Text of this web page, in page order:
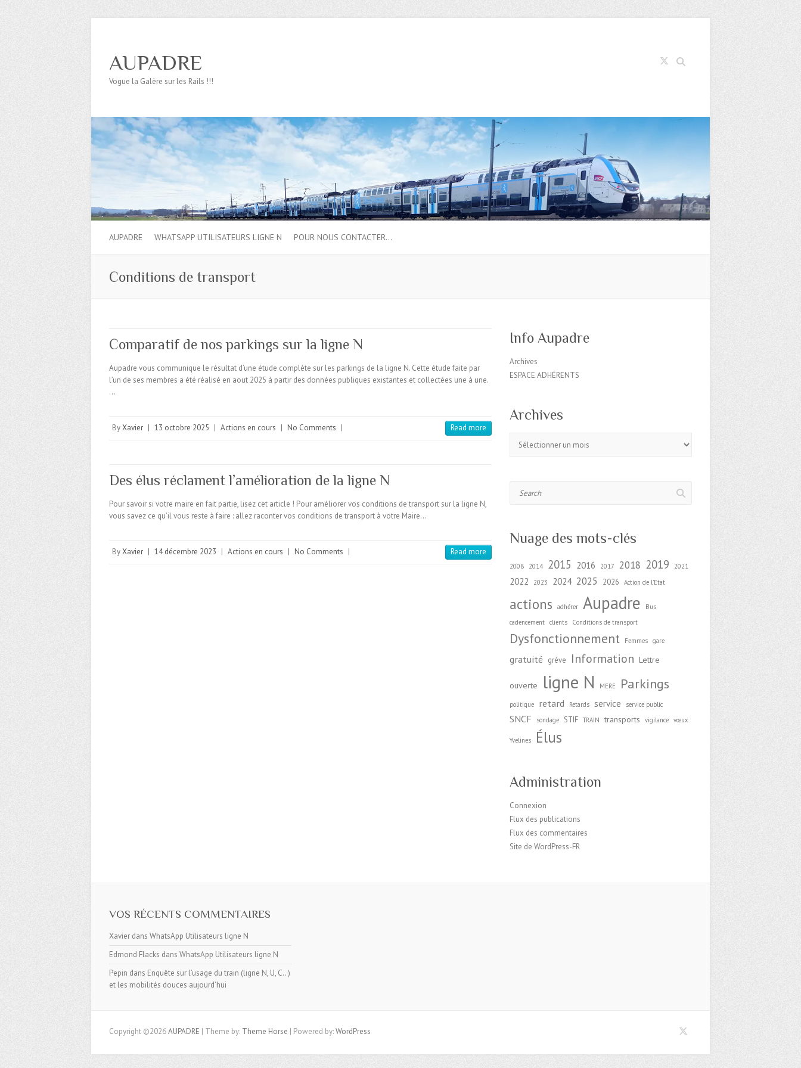
Search
AUPADRE
Vogue la Galère sur les Rails !!!
AUPADRE WHATSAPP UTILISATEURS LIGNE N POUR NOUS CONTACTER…
Conditions de transport
Comparatif de nos parkings sur la ligne N
Aupadre vous communique le résultat d’une étude complète sur les parkings de la ligne N. Cette étude faite par
l’un de ses membres a été réalisé en aout 2025 à partir des données publiques existantes et collectées une à une.
…
ByXavier | 13 octobre 2025 | Actions en cours | No Comments | Read more
Des élus réclament l’amélioration de la ligne N
Pour savoir si votre maire en fait partie, lisez cet article ! Pour améliorer vos conditions de transport sur la ligne N,
vous savez ce qu’il vous reste à faire : allez raconter vos conditions de transport à votre Maire…
ByXavier | 14 décembre 2023 | Actions en cours | No Comments | Read more
Info Aupadre
Archives
ESPACE ADHÉRENTS
Archives
Nuage des mots-clés
2008 2014 2015 2016 2017 2018 2019 2021
2022 2023 2024 2025 2026 Action de l'Etat
actions adhérer Aupadre
Bus
cadencement clients Conditions de transport
Dysfonctionnement Femmes gare
gratuité grève Information Lettre
ouverte ligne N MERE Parkings
politique retard Retards service service public
SNCF sondage STIF TRAIN transports vigilance vœux
Yvelines Élus
Administration
Connexion
Flux des publications
Flux des commentaires
Site de WordPress-FR
VOS RÉCENTS COMMENTAIRES
Xavier dans WhatsApp Utilisateurs ligne N
Edmond Flacks dans WhatsApp Utilisateurs ligne N
Pepin dans Enquête sur l’usage du train (ligne N, U, C.. )
et les mobilités douces aujourd’hui
Copyright ©2026AUPADRE | Theme by: Theme Horse | Powered by:WordPress